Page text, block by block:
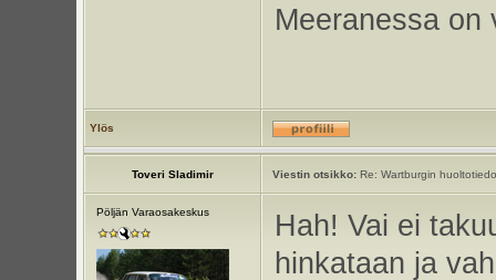
Meeranessa on
Ylös
Toveri Sladimir Viestin otsikko:Re: Wartburgin
Pöljän Varaosakeskus
Hah! Vai ei
hinkataan ja